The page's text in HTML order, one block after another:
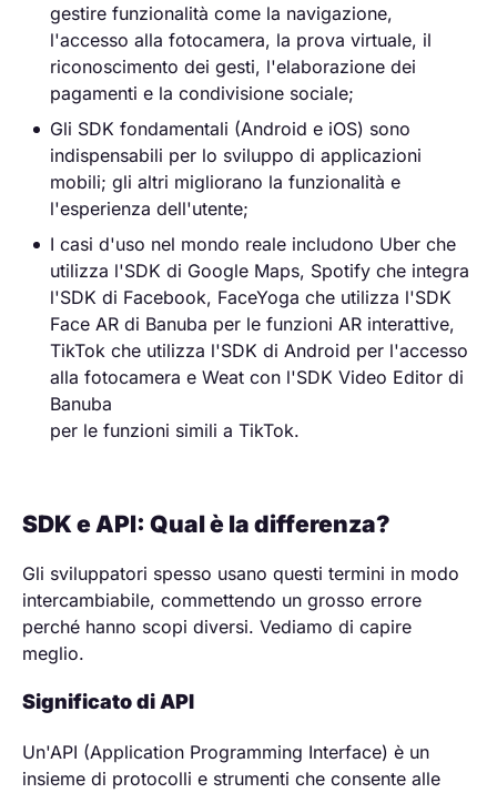
gestire funzionalità come la navigazione,
l'accesso alla fotocamera, la prova virtuale, il
riconoscimento dei gesti, l'elaborazione dei
pagamenti e la condivisione sociale;
Gli SDK fondamentali (Android e iOS) sono
indispensabili per lo sviluppo di applicazioni
mobili; gli altri migliorano la funzionalità e
l'esperienza dell'utente;
I casi d'uso nel mondo reale includono Uber che
utilizza l'SDK di Google Maps, Spotify che integra
l'SDK di Facebook, FaceYoga che utilizza l'SDK
Face AR di Banuba per le funzioni AR interattive,
TikTok che utilizza l'SDK di Android per l'accesso
alla fotocamera e Weat con l'SDK Video Editor di
Banuba
per le funzioni simili a TikTok.
SDK e API: Qual è la differenza?
Gli sviluppatori spesso usano questi termini in modo
intercambiabile, commettendo un grosso errore
perché hanno scopi diversi. Vediamo di capire
meglio.
Significato di API
Un'API (Application Programming Interface) è un
insieme di protocolli e strumenti che consente alle